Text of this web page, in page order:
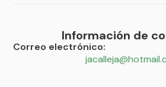
Información de
Correo electrónico: